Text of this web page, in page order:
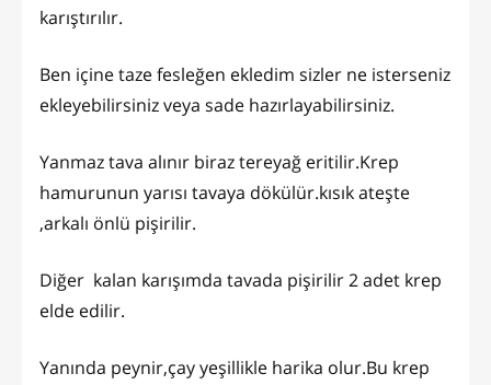
karıştırılır.
Ben içine taze fesleğen ekledim sizler ne isterseniz
ekleyebilirsiniz veya sade hazırlayabilirsiniz.
Yanmaz tava alınır biraz tereyağ eritilir.Krep
hamurunun yarısı tavaya dökülür.kısık ateşte
,arkalı önlü pişirilir.
Diğer kalan karışımda tavada pişirilir 2 adet krep
elde edilir.
Yanında peynir,çay yeşillikle harika olur.Bu krep